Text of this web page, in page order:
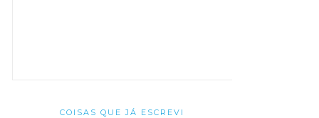
COISAS QUE JÁ ESCREVI